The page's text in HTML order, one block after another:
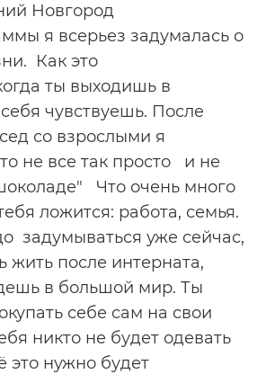
Новгород
я всерьез задумалась о
Как это
ты выходишь в
чувствуешь. После
со взрослыми я
не все так просто и не
Что очень много
ложится: работа, семья.
задумываться уже сейчас,
жить после интерната,
в большой мир. Ты
себе сам на свои
никто не будет одевать
это нужно будет